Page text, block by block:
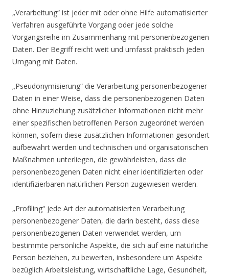
„Verarbeitung“ ist jeder mit oder ohne Hilfe automatisierter
Verfahren ausgeführte Vorgang oder jede solche
Vorgangsreihe im Zusammenhang mit personenbezogenen
Daten. Der Begriff reicht weit und umfasst praktisch jeden
Umgang mit Daten.
„Pseudonymisierung“ die Verarbeitung personenbezogener
Daten in einer Weise, dass die personenbezogenen Daten
ohne Hinzuziehung zusätzlicher Informationen nicht mehr
einer spezifischen betroffenen Person zugeordnet werden
können, sofern diese zusätzlichen Informationen gesondert
aufbewahrt werden und technischen und organisatorischen
Maßnahmen unterliegen, die gewährleisten, dass die
personenbezogenen Daten nicht einer identifizierten oder
identifizierbaren natürlichen Person zugewiesen werden.
„Profiling“ jede Art der automatisierten Verarbeitung
personenbezogener Daten, die darin besteht, dass diese
personenbezogenen Daten verwendet werden, um
bestimmte persönliche Aspekte, die sich auf eine natürliche
Person beziehen, zu bewerten, insbesondere um Aspekte
bezüglich Arbeitsleistung, wirtschaftliche Lage, Gesundheit,